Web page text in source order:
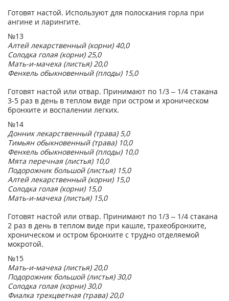
Готовят настой. Используют для полоскания горла при
ангине и ларингите.
№13
Алтей лекарственный (корни) 40,0
Солодка голая (корни) 25,0
Мать-и-мачеха (листья) 20,0
Фенхель обыкновенный (плоды) 15,0
Готовят настой или отвар. Принимают по 1/3 – 1/4 стакана
3-5 раз в день в теплом виде при остром и хроническом
бронхите и воспалении легких.
№14
Донник лекарственный (трава) 5,0
Тимьян обыкновенный (трава) 10,0
Фенхель обыкновенный (плоды) 10,0
Мята перечная (листья) 10,0
Подорожник большой (листья) 15,0
Алтей лекарственный (корни) 15,0
Солодка голая (корни) 15,0
Мать-и-мачеха (листья) 15,0
Готовят настой или отвар. Принимают по 1/3 – 1/4 стакана
2 раз в день в теплом виде при кашле, трахеобронхите,
хроническом и остром бронхите с трудно отделяемой
мокротой.
№15
Мать-и-мачеха (листья) 20,0
Подорожник большой (листья) 30,0
Солодка голая (корни) 30,0
Фиалка трехцветная (трава) 20,0